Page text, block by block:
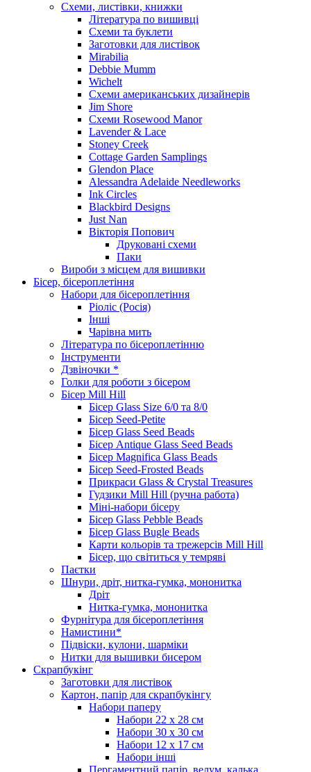
Схеми, листівки, книжки
Література по вишивці
Схеми та буклети
Заготовки для листівок
Mirabilia
Debbie Mumm
Wichelt
Схеми американських дизайнерів
Jim Shore
Cхеми Rosewood Manor
Lavender & Lace
Stoney Creek
Cottage Garden Samplings
Glendon Place
Alessandra Adelaide Needleworks
Ink Circles
Blackbird Designs
Just Nan
Вікторія Попович
Друковані схеми
Паки
Вироби з місцем для вишивки
Бісер, бісероплетіння
Набори для бісероплетіння
Ріоліс (Росія)
Інші
Чарівна мить
Література по бісероплетінню
Інструменти
Дзвіночки *
Голки для роботи з бісером
Бісер Mill Hill
Бісер Glass Size 6/0 та 8/0
Бісер Seed-Petite
Бісер Glass Seed Beads
Бісер Antique Glass Seed Beads
Бісер Magnifica Glass Beads
Бісер Seed-Frosted Beads
Прикраси Glass & Crystal Treasures
Гудзики Mill Hill (ручна работа)
Міні-набори бісеру
Бісер Glass Pebble Beads
Бісер Glass Bugle Beads
Карти кольорів та трежерсів Mill Hill
Бісер, що світиться у темряві
Паєтки
Шнури, дріт, нитка-гумка, мононитка
Дріт
Нитка-гумка, мононитка
Фурнітура для бісероплетіння
Намистини*
Підвіски, кулони, шарміки
Нитки для вышивки бисером
Скрапбукінг
Заготовки для листівок
Картон, папір для скрапбукінгу
Набори паперу
Набори 22 х 28 см
Набори 30 х 30 см
Набори 12 х 17 см
Набори інші
Пергаментний папір, велум, калька